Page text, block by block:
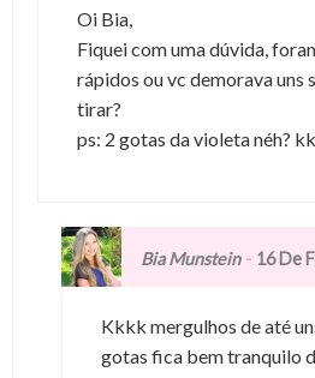
Oi Bia,
Fiquei com uma dúvida,
rápidos ou vc demorava uns
tirar?
ps: 2 gotas da violeta néh?
Bia Munstein- 16 De
Kkkk mergulhos de até
gotas fica bem tranquilo